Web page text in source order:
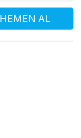
HEMEN AL